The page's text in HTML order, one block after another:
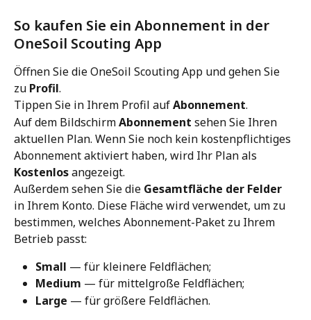
So kaufen Sie ein Abonnement in der
OneSoil Scouting App
Öffnen Sie die OneSoil Scouting App und gehen Sie
zu Profil.
Tippen Sie in Ihrem Profil auf Abonnement.
Auf dem Bildschirm Abonnement sehen Sie Ihren
aktuellen Plan. Wenn Sie noch kein kostenpflichtiges
Abonnement aktiviert haben, wird Ihr Plan als
Kostenlos angezeigt.
Außerdem sehen Sie die Gesamtfläche der Felder
in Ihrem Konto. Diese Fläche wird verwendet, um zu
bestimmen, welches Abonnement-Paket zu Ihrem
Betrieb passt:
Small — für kleinere Feldflächen;
Medium — für mittelgroße Feldflächen;
Large — für größere Feldflächen.